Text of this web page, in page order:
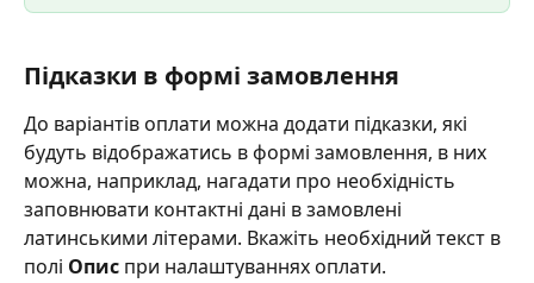
Підказки в формі замовлення
До варіантів оплати можна додати підказки, які
будуть відображатись в формі замовлення, в них
можна, наприклад, нагадати про необхідність
заповнювати контактні дані в замовлені
латинськими літерами. Вкажіть необхідний текст в
полі Опис при налаштуваннях оплати.